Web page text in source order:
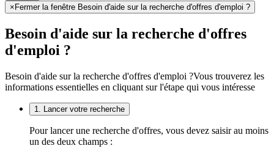
× Fermer la fenêtre Besoin d'aide sur la recherche d'offres d'emploi ?
Besoin d'aide sur la recherche d'offres
d'emploi ?
Besoin d'aide sur la recherche d'offres d'emploi ?Vous trouverez les
informations essentielles en cliquant sur l'étape qui vous intéresse
1. Lancer votre recherche
Pour lancer une recherche d'offres, vous devez saisir au moins
un des deux champs :